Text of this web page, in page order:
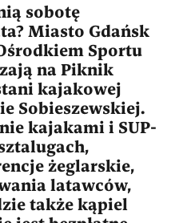
sobotę
Miasto Gdańsk
Sportu
na Piknik
kajakowej
Sobieszewskiej.
kajakami i SUP-
żeglarskie,
latawców,
także kąpiel